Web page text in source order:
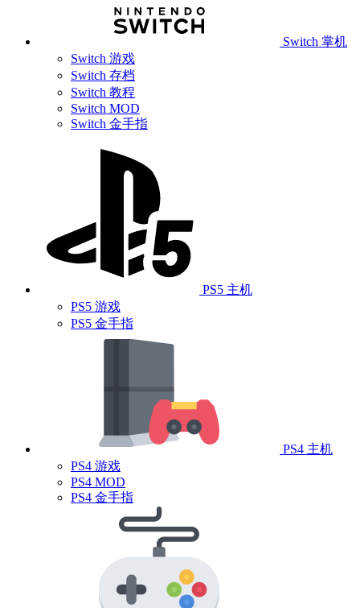
Switch 掌机
Switch 游戏
Switch 存档
Switch 教程
Switch MOD
Switch 金手指
PS5 主机
PS5 游戏
PS5 金手指
PS4 主机
PS4 游戏
PS4 MOD
PS4 金手指